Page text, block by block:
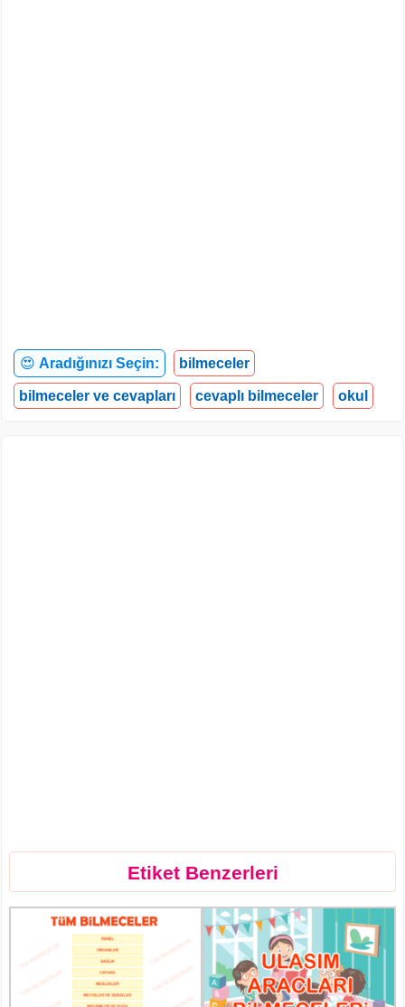
😍 Aradığınızı Seçin: bilmeceler
bilmeceler ve cevapları cevaplı bilmeceler okul
Etiket Benzerleri